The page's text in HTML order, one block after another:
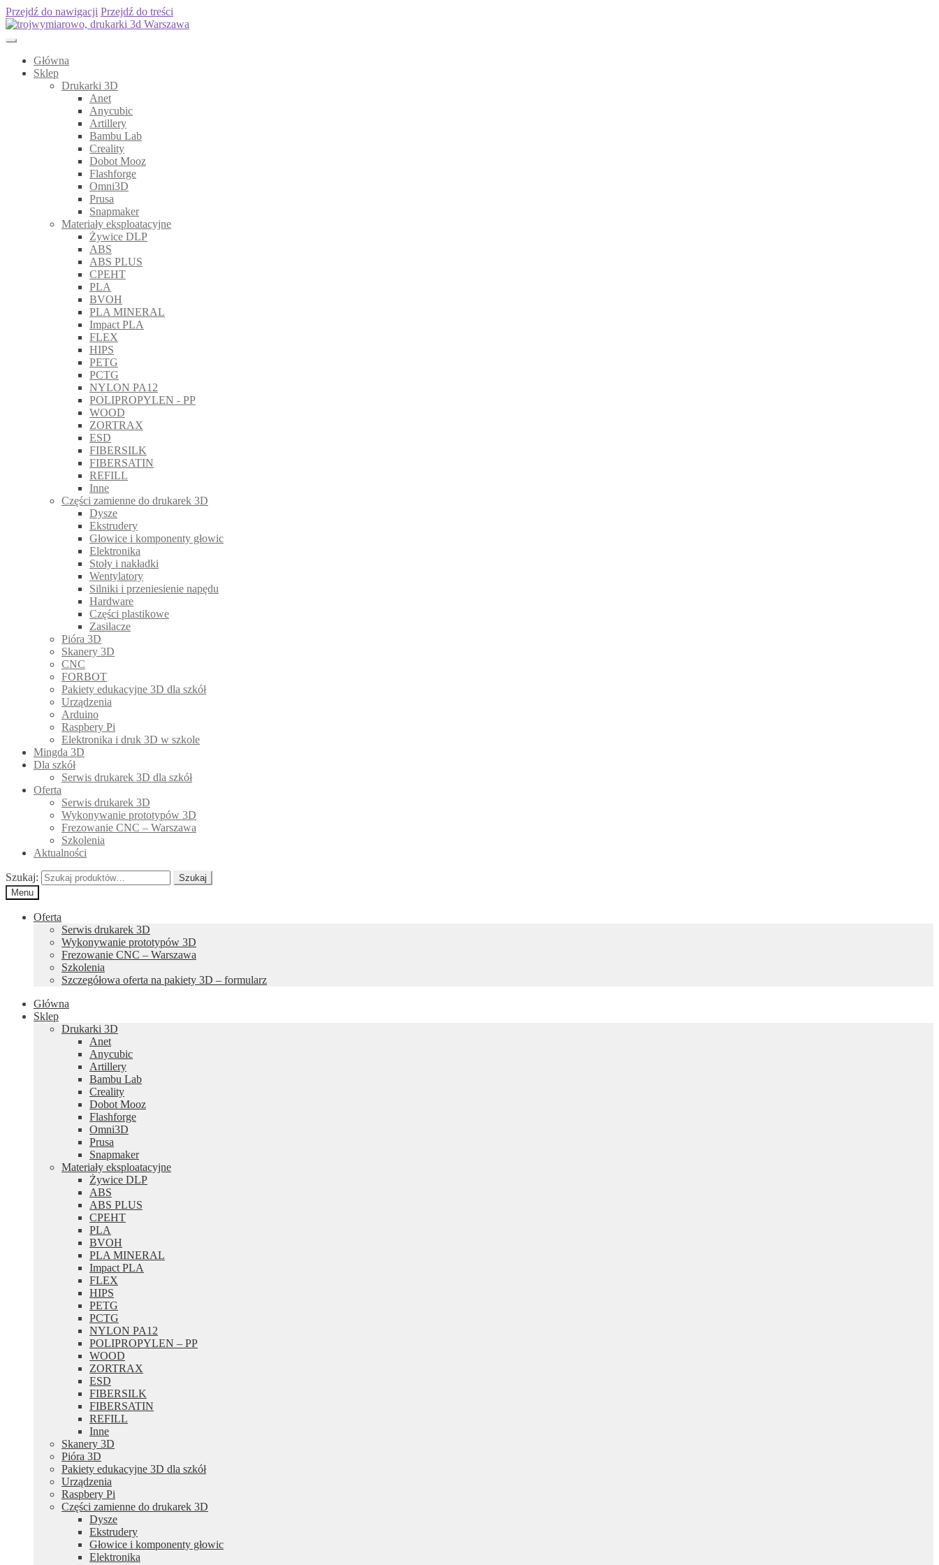
Przejdź do nawigacji Przejdź do treści
Główna
Sklep
Drukarki 3D
Anet
Anycubic
Artillery
Bambu Lab
Creality
Dobot Mooz
Flashforge
Omni3D
Prusa
Snapmaker
Materiały eksploatacyjne
Żywice DLP
ABS
ABS PLUS
CPEHT
PLA
BVOH
PLA MINERAL
Impact PLA
FLEX
HIPS
PETG
PCTG
NYLON PA12
POLIPROPYLEN - PP
WOOD
ZORTRAX
ESD
FIBERSILK
FIBERSATIN
REFILL
Inne
Części zamienne do drukarek 3D
Dysze
Ekstrudery
Głowice i komponenty głowic
Elektronika
Stoły i nakładki
Wentylatory
Silniki i przeniesienie napędu
Hardware
Części plastikowe
Zasilacze
Pióra 3D
Skanery 3D
CNC
FORBOT
Pakiety edukacyjne 3D dla szkół
Urządzenia
Arduino
Raspbery Pi
Elektronika i druk 3D w szkole
Mingda 3D
Dla szkół
Serwis drukarek 3D dla szkół
Oferta
Serwis drukarek 3D
Wykonywanie prototypów 3D
Frezowanie CNC – Warszawa
Szkolenia
Aktualności
Szukaj:
Szukaj
Menu
Oferta
Serwis drukarek 3D
Wykonywanie prototypów 3D
Frezowanie CNC – Warszawa
Szkolenia
Szczegółowa oferta na pakiety 3D – formularz
Główna
Sklep
Drukarki 3D
Anet
Anycubic
Artillery
Bambu Lab
Creality
Dobot Mooz
Flashforge
Omni3D
Prusa
Snapmaker
Materiały eksploatacyjne
Żywice DLP
ABS
ABS PLUS
CPEHT
PLA
BVOH
PLA MINERAL
Impact PLA
FLEX
HIPS
PETG
PCTG
NYLON PA12
POLIPROPYLEN – PP
WOOD
ZORTRAX
ESD
FIBERSILK
FIBERSATIN
REFILL
Inne
Skanery 3D
Pióra 3D
Pakiety edukacyjne 3D dla szkół
Urządzenia
Raspbery Pi
Części zamienne do drukarek 3D
Dysze
Ekstrudery
Głowice i komponenty głowic
Elektronika